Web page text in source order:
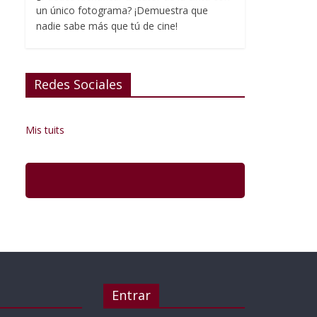
un único fotograma? ¡Demuestra que
nadie sabe más que tú de cine!
Redes Sociales
Mis tuits
Entrar